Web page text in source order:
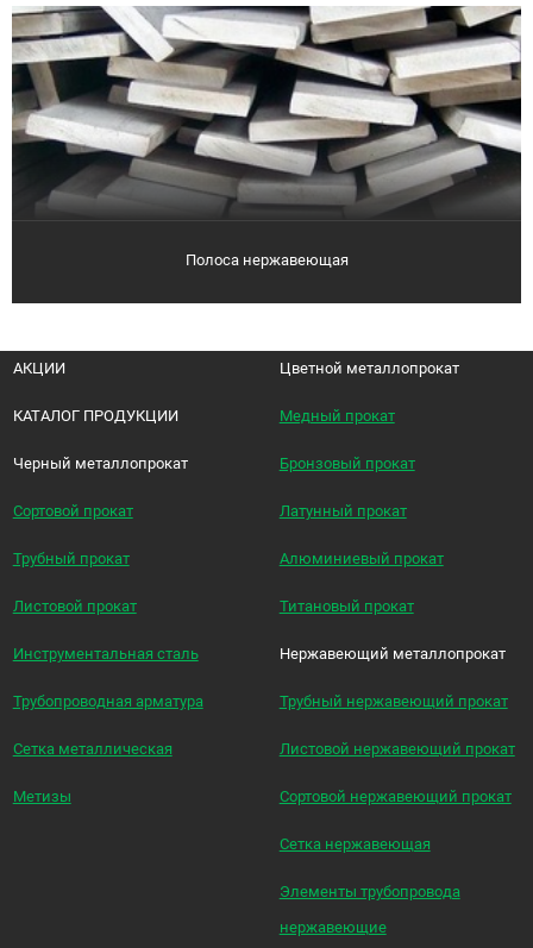
Полоса нержавеющая
АКЦИИ
КАТАЛОГ ПРОДУКЦИИ
Черный металлопрокат
Сортовой прокат
Трубный прокат
Листовой прокат
Инструментальная сталь
Трубопроводная арматура
Сетка металлическая
Метизы
Цветной металлопрокат
Медный прокат
Бронзовый прокат
Латунный прокат
Алюминиевый прокат
Титановый прокат
Нержавеющий металлопрокат
Трубный нержавеющий прокат
Листовой нержавеющий прокат
Сортовой нержавеющий прокат
Сетка нержавеющая
Элементы трубопровода
нержавеющие